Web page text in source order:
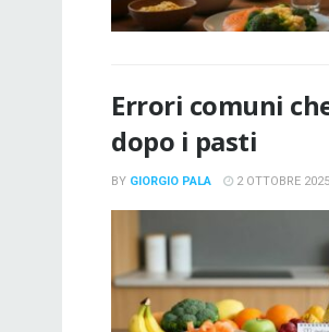
Errori comuni
dopo i pasti
BY GIORGIO PALA 2 OTTOBRE 2025